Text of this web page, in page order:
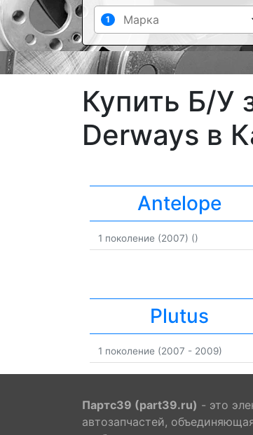
1
Купить Б/У
Derways в
Antelope
1 поколение (2007) ()
Plutus
1 поколение (2007 - 2009)
Партс39 (part39.ru) - это
автозапчастей,